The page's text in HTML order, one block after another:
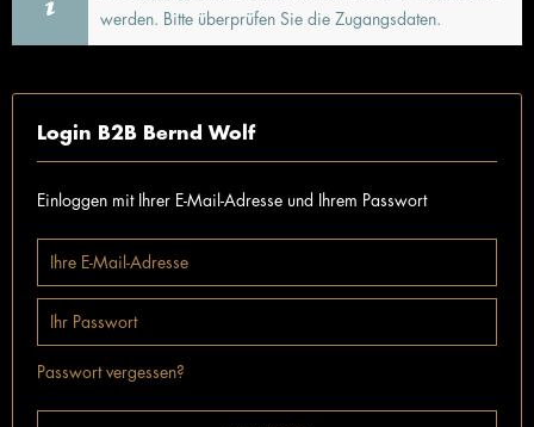
werden. Bitte überprüfen Sie die Zugangsdaten.
Login B2B Bernd Wolf
Einloggen mit Ihrer E-Mail-Adresse und Ihrem Passwort
Passwort vergessen?